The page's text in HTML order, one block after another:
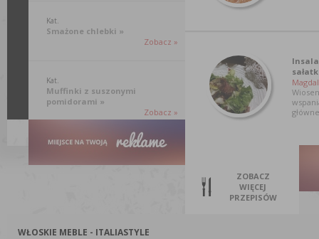
Kat.
Smażone chlebki »
Zobacz »
Kat.
Muffinki z suszonymi
pomidorami »
Zobacz »
ZOBACZ
WIĘCEJ
PRZEPISÓW
WŁOSKIE MEBLE - ITALIASTYLE